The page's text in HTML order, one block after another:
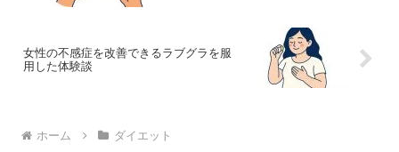
女性の不感症を改善できるラブグラを服
用した体験談
ホーム ダイエット